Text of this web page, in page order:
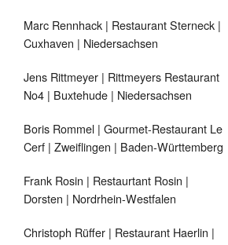
Marc Rennhack | Restaurant Sterneck |
Cuxhaven | Niedersachsen
Jens Rittmeyer | Rittmeyers Restaurant
No4 | Buxtehude | Niedersachsen
Boris Rommel | Gourmet-Restaurant Le
Cerf | Zweiflingen | Baden-Württemberg
Frank Rosin | Restaurtant Rosin |
Dorsten | Nordrhein-Westfalen
Christoph Rüffer | Restaurant Haerlin |